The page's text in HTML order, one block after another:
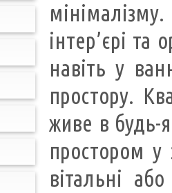
інтер’єрі та
навіть у
простору.
живе в будь-
простором у
вітальні